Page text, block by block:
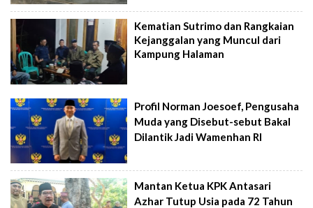
Kematian Sutrimo dan Rangkaian
Kejanggalan yang Muncul dari
Kampung Halaman
Profil Norman Joesoef, Pengusaha
Muda yang Disebut-sebut Bakal
Dilantik Jadi Wamenhan RI
Mantan Ketua KPK Antasari
Azhar Tutup Usia pada 72 Tahun